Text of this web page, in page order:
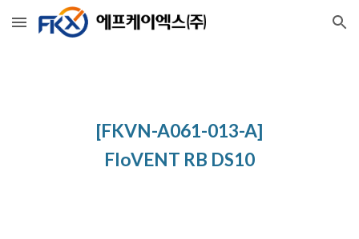
Skip to main content Skip to navigation
[FKVN-A061-013-A]
FloVENT RB DS10